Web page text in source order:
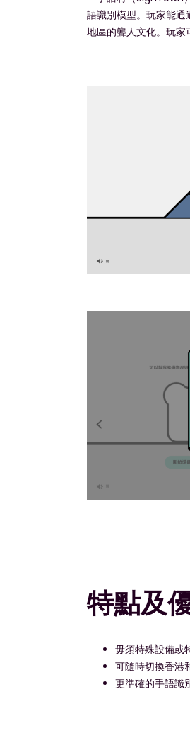
語識別模型。玩家能
地區的聾人文化。玩家
特點及
毋須特殊設備或
可隨時切換香港
更準確的手語識